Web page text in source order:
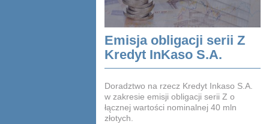
Emisja obligacji serii Z
Kredyt InKaso S.A.
Doradztwo na rzecz Kredyt Inkaso S.A.
w zakresie emisji obligacji serii Z o
łącznej wartości nominalnej 40 mln
złotych.